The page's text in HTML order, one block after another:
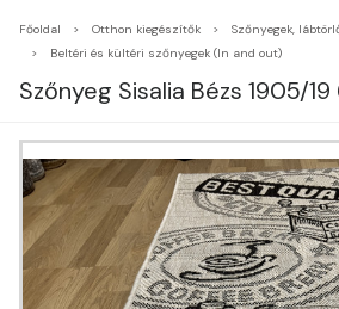
Főoldal Otthon kiegészítők
Szőnyegek,
Beltéri és kültéri szőnyegek (In and out)
Szőnyeg Sisalia Bézs 1905/19